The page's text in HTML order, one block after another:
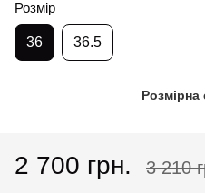
Розмір
36 36.5
Розмірна
2 700 грн. 3 210